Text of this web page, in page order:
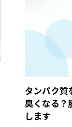
タンパク質
臭くなる？
します